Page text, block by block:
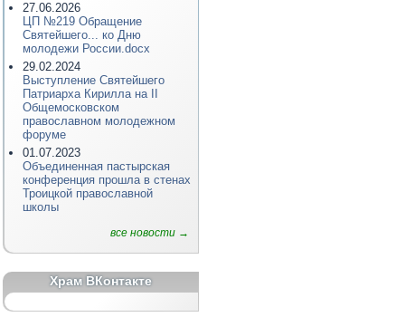
27.06.2026
ЦП №219 Обращение
Святейшего... ко Дню
молодежи России.docx
29.02.2024
Выступление Святейшего
Патриарха Кирилла на II
Общемосковском
православном молодежном
форуме
01.07.2023
Объединенная пастырская
конференция прошла в стенах
Троицкой православной
школы
все новости →
Храм ВКонтакте